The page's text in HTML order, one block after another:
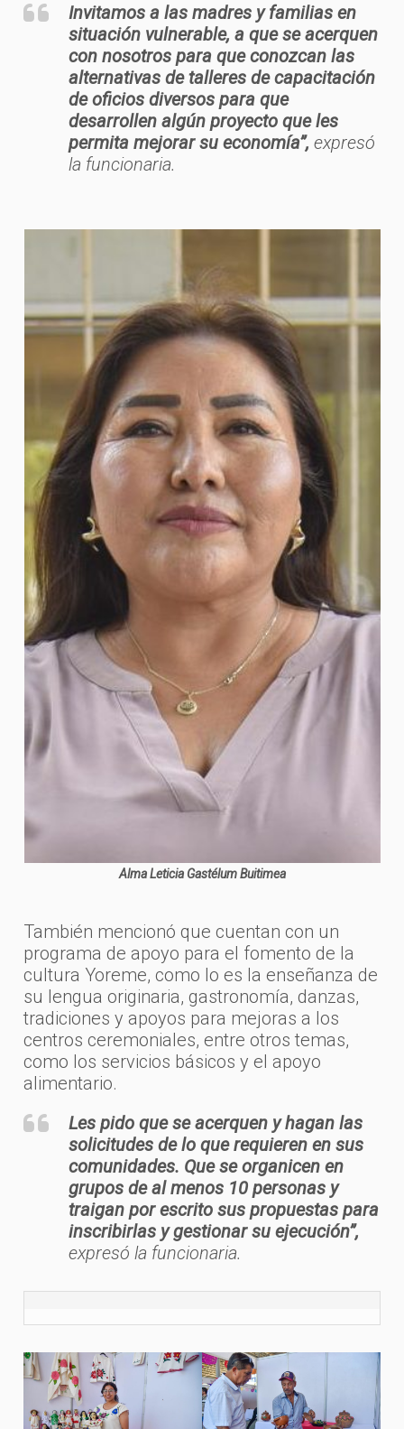
Invitamos a las madres y familias en
situación vulnerable, a que se acerquen
con nosotros para que conozcan las
alternativas de talleres de capacitación
de oficios diversos para que
desarrollen algún proyecto que les
permita mejorar su economía”, expresó
la funcionaria.
Alma Leticia Gastélum Buitimea
También mencionó que cuentan con un
programa de apoyo para el fomento de la
cultura Yoreme, como lo es la enseñanza de
su lengua originaria, gastronomía, danzas,
tradiciones y apoyos para mejoras a los
centros ceremoniales, entre otros temas,
como los servicios básicos y el apoyo
alimentario.
Les pido que se acerquen y hagan las
solicitudes de lo que requieren en sus
comunidades. Que se organicen en
grupos de al menos 10 personas y
traigan por escrito sus propuestas para
inscribirlas y gestionar su ejecución”,
expresó la funcionaria.